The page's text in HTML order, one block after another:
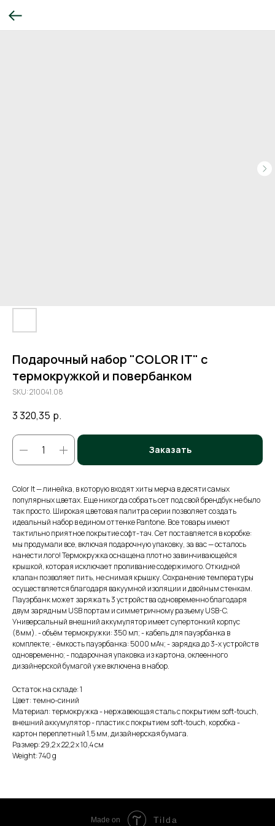
Подарочный набор "COLOR IT" c
термокружкой и повербанком
SKU:210041.08
3 320,35 р.
Заказать
Color It — линейка, в которую входят хиты мерча в десяти самых
популярных цветах. Еще никогда собрать сет под свой брендбук не было
так просто. Широкая цветовая палитра серии позволяет создать
идеальный набор в едином оттенке Pantone. Все товары имеют
тактильно приятное покрытие софт-тач. Сет поставляется в коробке:
мы продумали все, включая подарочную упаковку, за вас — осталось
нанести лого! Термокружка оснащена плотно завинчивающейся
крышкой, которая исключает проливание содержимого. Откидной
клапан позволяет пить, не снимая крышку. Сохранение температуры
осуществляется благодаря вакуумной изоляции и двойным стенкам.
Пауэрбанк может заряжать 3 устройства одновременно благодаря
двум зарядным USB портам и симметричному разъему USB-C.
Универсальный внешний аккумулятор имеет супертонкий корпус
(8мм). - объём термокружки: 350 мл; - кабель для пауэрбанка в
комплекте; - ёмкость пауэрбанка: 5000 мАч; - зарядка до 3-х устройств
одновременно; - подарочная упаковка из картона, оклеенного
дизайнерской бумагой уже включена в набор.
Остаток на складе: 1
Цвет: темно-синий
Материал: термокружка - нержавеющая cталь с покрытием soft-touch,
внешний аккумулятор - пластик с покрытием soft-touch, коробка -
картон переплетный 1,5 мм, дизайнерская бумага.
Размер: 29,2 х 22,2 х 10,4 см
Weight: 740 g
Made on Tilda